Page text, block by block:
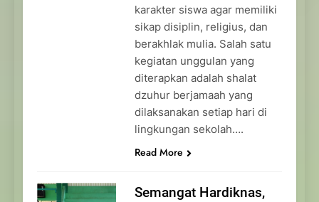
karakter siswa agar memiliki
sikap disiplin, religius, dan
berakhlak mulia. Salah satu
kegiatan unggulan yang
diterapkan adalah shalat
dzuhur berjamaah yang
dilaksanakan setiap hari di
lingkungan sekolah….
Read More
Semangat Hardiknas,